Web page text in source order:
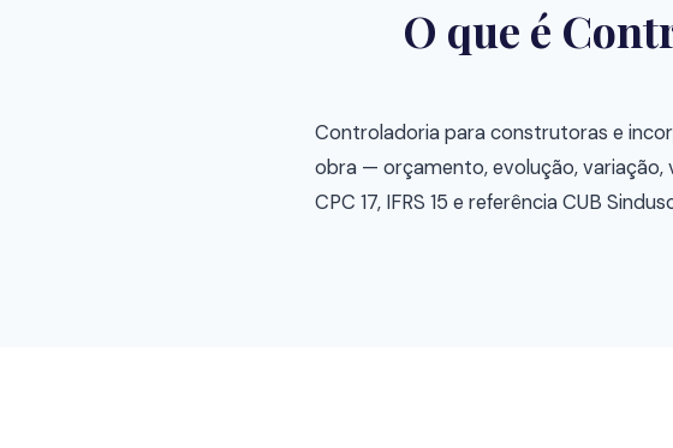
O que é
Controladoria para construtoras e
obra — orçamento, evolução,
CPC 17, IFRS 15 e referência CUB